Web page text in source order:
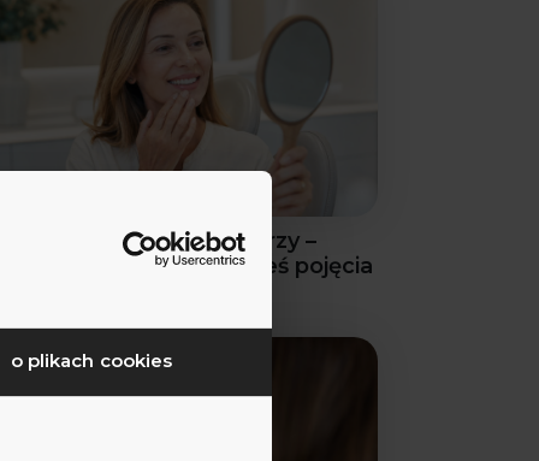
o plikach cookies
Zęby a starzenie się twarzy –
fakty, o których nie miałeś pojęcia